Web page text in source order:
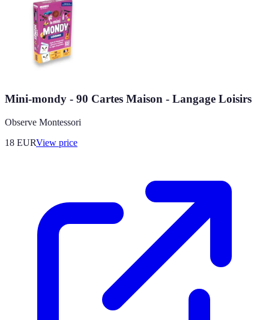
Mini-mondy - 90 Cartes Maison - Langage Loisirs
Observe Montessori
18 EURView price